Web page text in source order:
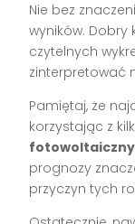
Nie bez
wyników.
czytelnych
zinterpretować
Pamiętaj, że
korzystając z
prognozy
przyczyn tych